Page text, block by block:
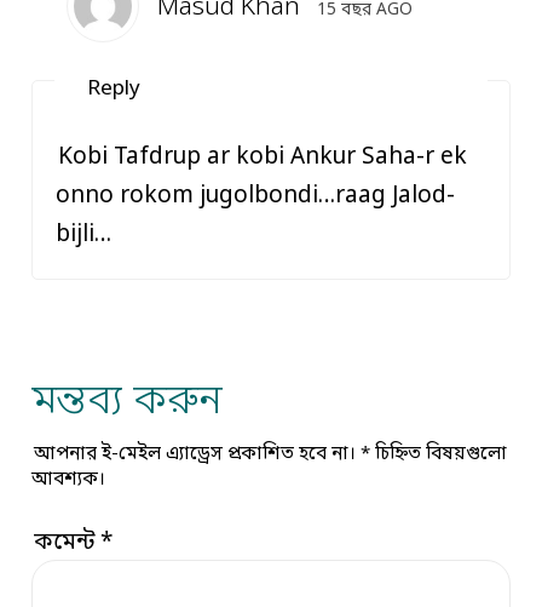
Masud Khan 15 বছর AGO
Reply
Kobi Tafdrup ar kobi Ankur Saha-r ek
onno rokom jugolbondi…raag Jalod-
bijli…
মন্তব্য করুন
আপনার ই-মেইল এ্যাড্রেস প্রকাশিত হবে না। *চিহ্নিত বিষয়গুলো
আবশ্যক।
কমেন্ট*